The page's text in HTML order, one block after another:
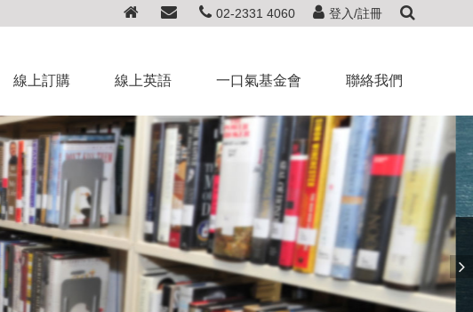
02-2331 4060 登入/註冊
線上訂購 線上英語 一口氣基金會 聯絡我們